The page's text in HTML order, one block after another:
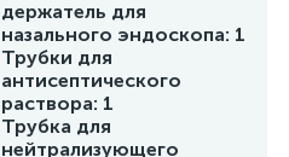
держатель для
назального эндоскопа: 1
Трубки для
антисептического
раствора: 1
Трубка для
нейтрализующего